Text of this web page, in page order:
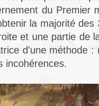
du Premier
la majorité
et une partie de
d'une méthode :
incohérences.